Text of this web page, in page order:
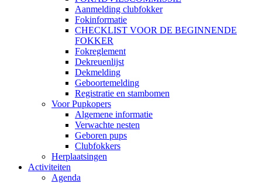
Aanmelding clubfokker
Fokinformatie
CHECKLIST VOOR DE BEGINNENDE
FOKKER
Fokreglement
Dekreuenlijst
Dekmelding
Geboortemelding
Registratie en stambomen
Voor Pupkopers
Algemene informatie
Verwachte nesten
Geboren pups
Clubfokkers
Herplaatsingen
Activiteiten
Agenda